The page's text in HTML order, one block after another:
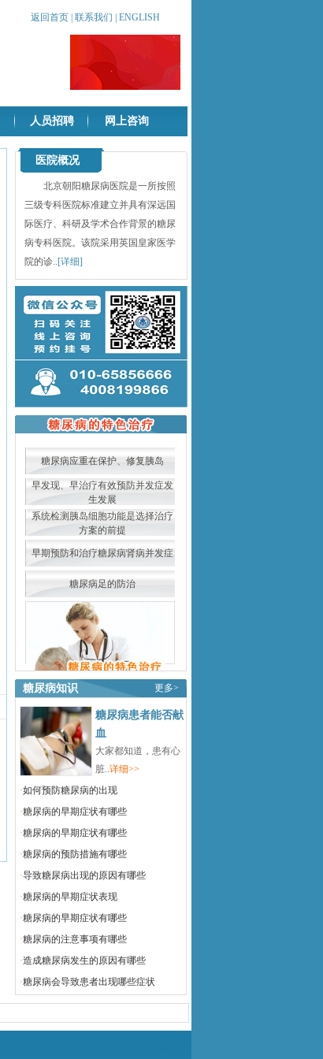
返回首页 联系我们 ENGLISH
人员招聘 网上咨询
医院概况
北京朝阳糖尿病医院是一所按照
三级专科医院标准建立并具有深远国
际医疗、科研及学术合作背景的糖尿
病专科医院。该院采用英国皇家医学
院的诊..[详细]
糖尿病应重在保护、修复胰岛
早发现、早治疗有效预防并发症发
生发展
系统检测胰岛细胞功能是选择治疗
方案的前提
早期预防和治疗糖尿病肾病并发症
糖尿病足的防治
糖尿病知识 更多>
糖尿病患者能否献
血
大家都知道，患有心
脏..详细>>
·如何预防糖尿病的出现
·糖尿病的早期症状有哪些
·糖尿病的早期症状有哪些
·糖尿病的预防措施有哪些
·导致糖尿病出现的原因有哪些
·糖尿病的早期症状表现
·糖尿病的早期症状有哪些
·糖尿病的注意事项有哪些
·造成糖尿病发生的原因有哪些
·糖尿病会导致患者出现哪些症状